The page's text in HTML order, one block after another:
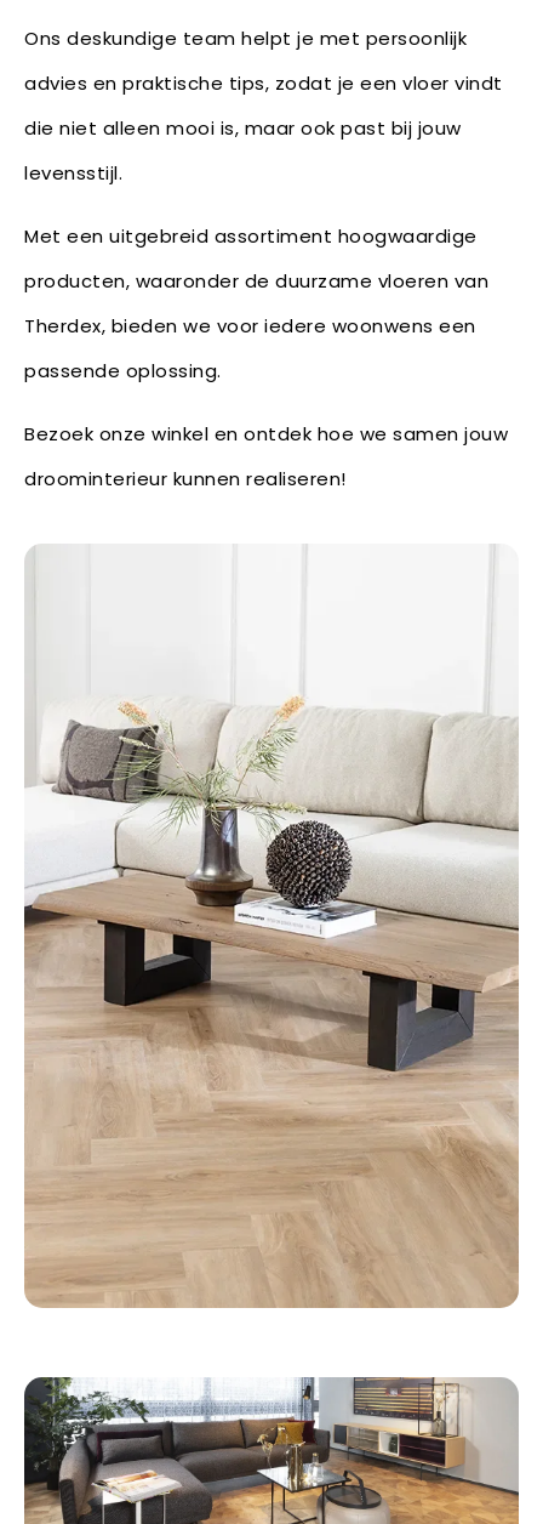
Ons deskundige team helpt je met persoonlijk
advies en praktische tips, zodat je een vloer vindt
die niet alleen mooi is, maar ook past bij jouw
levensstijl.
Met een uitgebreid assortiment hoogwaardige
producten, waaronder de duurzame vloeren van
Therdex, bieden we voor iedere woonwens een
passende oplossing.
Bezoek onze winkel en ontdek hoe we samen jouw
droominterieur kunnen realiseren!